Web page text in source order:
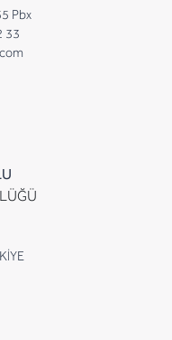
Pbx
33